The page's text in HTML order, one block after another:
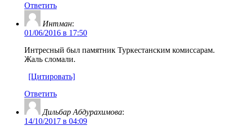
Ответить
Интман:
01/06/2016 в 17:50
Интресный был памятник Туркестанским комиссарам.
Жаль сломали.
[Цитировать]
Ответить
Дильбар Абдурахимова:
14/10/2017 в 04:09